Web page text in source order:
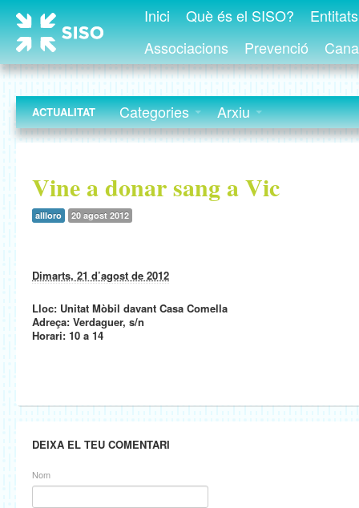
Inici Què és el SISO?
Associacions
Prevenció
ACTUALITAT Categories Arxiu
Vine a donar sang a Vic
allloro 20 agost 2012
Dimarts, 21 d’agost de 2012
Lloc: Unitat Mòbil davant Casa Comella
Adreça: Verdaguer, s/n
Horari: 10 a 14
DEIXA EL TEU COMENTARI
Nom